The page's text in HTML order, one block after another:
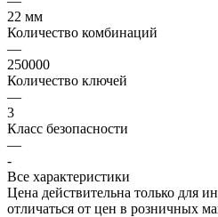
22 мм
Количество комбинаций
—
250000
Количество ключей
—
3
Класс безопасности
—
-
Все характеристики
Цена действительна только для
отличаться от цен в розничных